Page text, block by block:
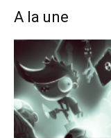
A la une